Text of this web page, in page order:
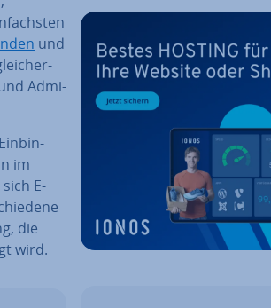
und
Ad­mi­
im
E-
die
wird.